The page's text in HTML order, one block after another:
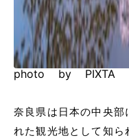
photo by PIXTA
奈良県は日本の中央部
れた観光地として知